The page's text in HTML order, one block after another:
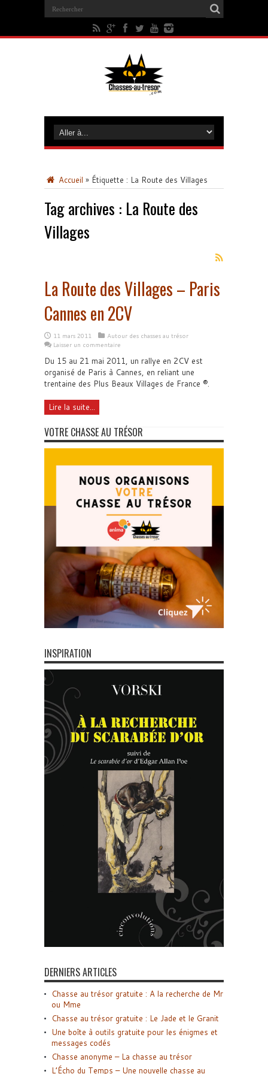
Accueil » Étiquette : La Route des Villages
Tag archives : La Route des
Villages
La Route des Villages – Paris
Cannes en 2CV
11 mars 2011
Autour des chasses au trésor
Laisser un commentaire
Du 15 au 21 mai 2011, un rallye en 2CV est
organisé de Paris à Cannes, en reliant une
trentaine des Plus Beaux Villages de France ®.
Lire la suite...
VOTRE CHASSE AU TRÉSOR
INSPIRATION
DERNIERS ARTICLES
Chasse au trésor gratuite : A la recherche de Mr
ou Mme
Chasse au trésor gratuite : Le Jade et le Granit
Une boîte à outils gratuite pour les énigmes et
messages codés
Chasse anonyme – La chasse au trésor
L’Écho du Temps – Une nouvelle chasse au